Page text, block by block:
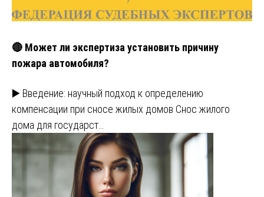
🔴 Может ли экспертиза установить причину
пожара автомобиля?
▶️ Введение: научный подход к определению
компенсации при сносе жилых домов Снос жилого
дома для государст…